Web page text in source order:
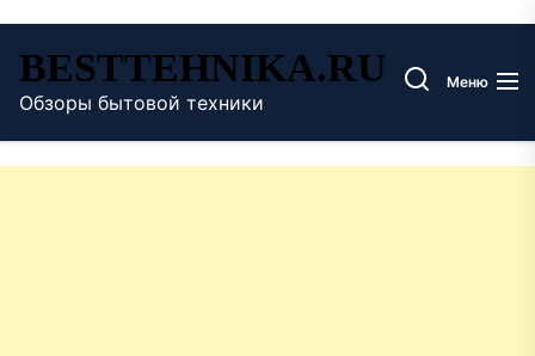
содержимому
BESTTEHNIKA.RU
Обзоры бытовой техники
Меню